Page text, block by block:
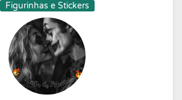
Figurinhas e Stickers